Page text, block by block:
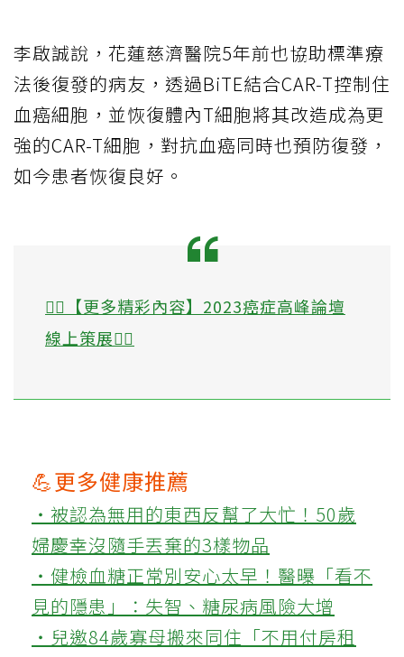
李啟誠說，花蓮慈濟醫院5年前也協助標準療
法後復發的病友，透過BiTE結合CAR-T控制住
血癌細胞，並恢復體內T細胞將其改造成為更
強的CAR-T細胞，對抗血癌同時也預防復發，
如今患者恢復良好。
👉🏻【更多精彩內容】2023癌症高峰論壇
線上策展👈🏻
💪更多健康推薦
‧被認為無用的東西反幫了大忙！50歲
婦慶幸沒隨手丟棄的3樣物品
‧健檢血糖正常別安心太早！醫曝「看不
見的隱患」：失智、糖尿病風險大增
‧兒邀84歲寡母搬來同住「不用付房租